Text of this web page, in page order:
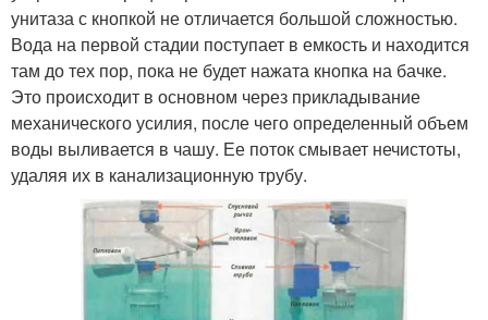
унитаза с кнопкой не отличается большой сложностью.
Вода на первой стадии поступает в емкость и находится
там до тех пор, пока не будет нажата кнопка на бачке.
Это происходит в основном через прикладывание
механического усилия, после чего определенный объем
воды выливается в чашу. Ее поток смывает нечистоты,
удаляя их в канализационную трубу.